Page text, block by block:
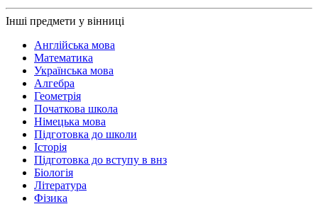
Інші предмети у вінниці
Англійська мова
Математика
Українська мова
Алгебра
Геометрія
Початкова школа
Німецька мова
Підготовка до школи
Історія
Підготовка до вступу в внз
Біологія
Література
Фізика